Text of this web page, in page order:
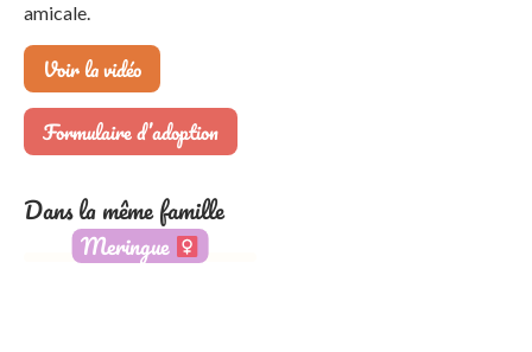
amicale.
Voir la vidéo
Formulaire d’adoption
Dans la même famille
Meringue